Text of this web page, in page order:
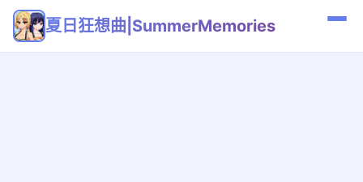
夏日狂想曲|SummerMemories